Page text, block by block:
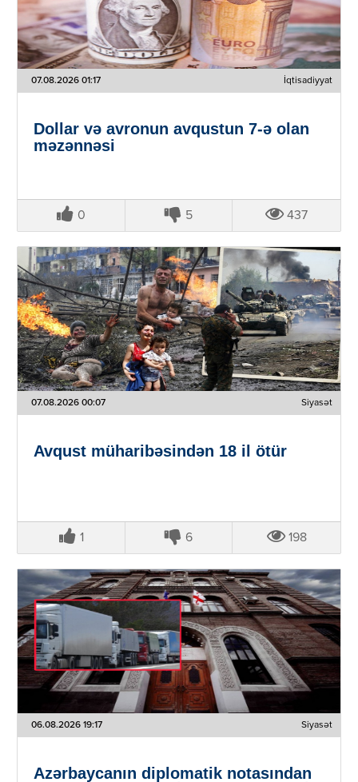
07.08.2026 01:17 İqtisadiyyat
Dollar və avronun avqustun 7-ə olan
məzənnəsi
0 5 437
07.08.2026 00:07 Siyasət
Avqust müharibəsindən 18 il ötür
1 6 198
06.08.2026 19:17 Siyasət
Azərbaycanın diplomatik notasından